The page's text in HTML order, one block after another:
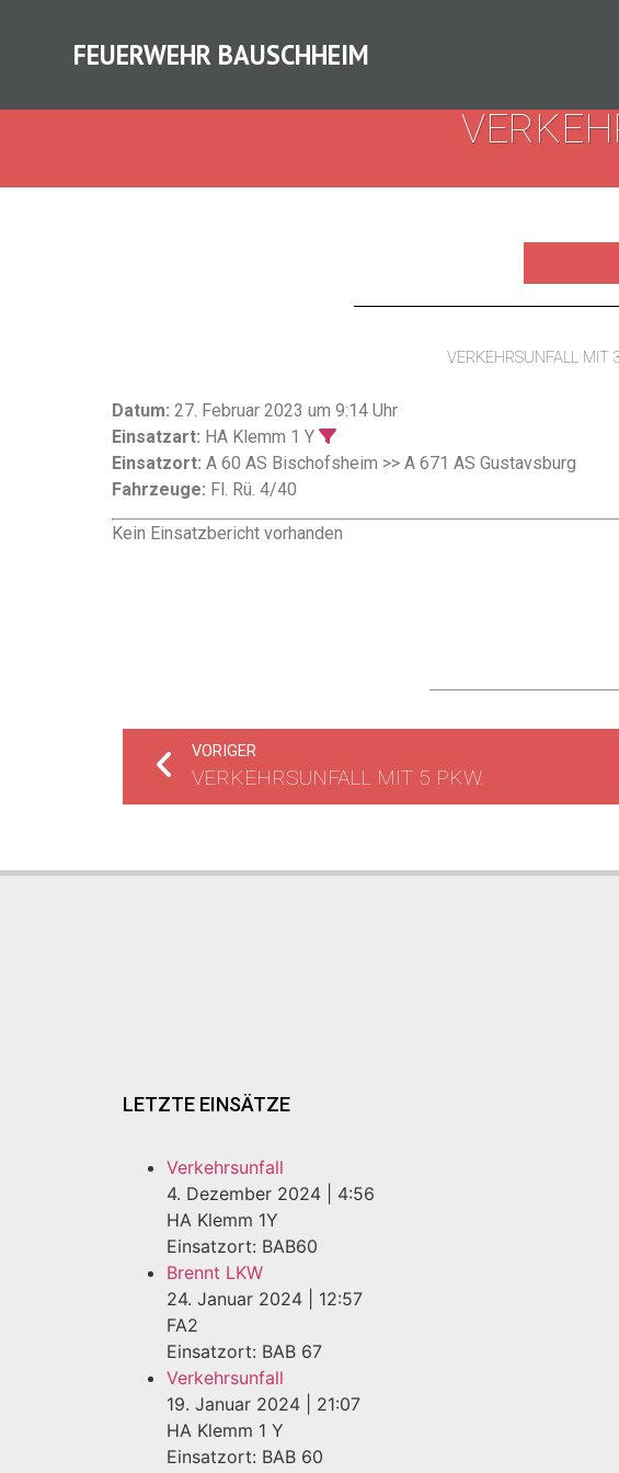
FEUERWEHR BAUSCHHEIM
VERKEHRSUNFALL MIT
Datum: 27. Februar 2023 um 9:14 Uhr
Einsatzart: HA Klemm 1 Y
Einsatzort: A 60 AS Bischofsheim >> A 671 AS Gustavsburg
Fahrzeuge: Fl. Rü. 4/40
Kein Einsatzbericht vorhanden
VORIGER
VERKEHRSUNFALL MIT 5 PKW.
LETZTE EINSÄTZE
Verkehrsunfall
4. Dezember 2024
4:56
HA Klemm 1Y
Einsatzort: BAB60
Brennt LKW
24. Januar 2024
12:57
FA2
Einsatzort: BAB 67
Verkehrsunfall
19. Januar 2024
21:07
HA Klemm 1 Y
Einsatzort: BAB 60